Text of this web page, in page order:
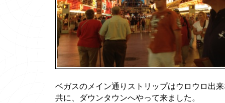
ベガスのメイン通りストリップはウロウロ出
共に、ダウンタウンへやって来ました。